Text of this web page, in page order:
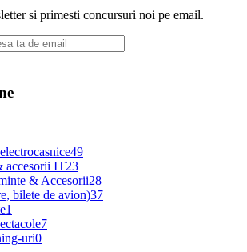
si primesti concursuri noi pe email.
49
accesorii IT23
& Accesorii28
bilete de avion)37
1
7
uri0